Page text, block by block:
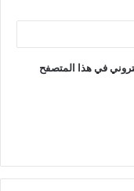
في هذا المتصفح